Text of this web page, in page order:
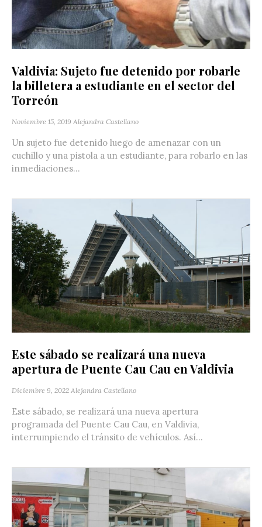
Valdivia: Sujeto fue detenido por robarle
la billetera a estudiante en el sector del
Torreón
Noviembre 15, 2019 Alejandra Castellano
Un sujeto fue detenido luego de amenazar con un
cuchillo y una pistola a un estudiante, para robarlo en las
inmediaciones...
Este sábado se realizará una nueva
apertura de Puente Cau Cau en Valdivia
Diciembre 9, 2022 Alejandra Castellano
Este sábado, se realizará una nueva apertura
programada del Puente Cau Cau, en Valdivia,
interrumpiendo el tránsito de vehículos. Así...